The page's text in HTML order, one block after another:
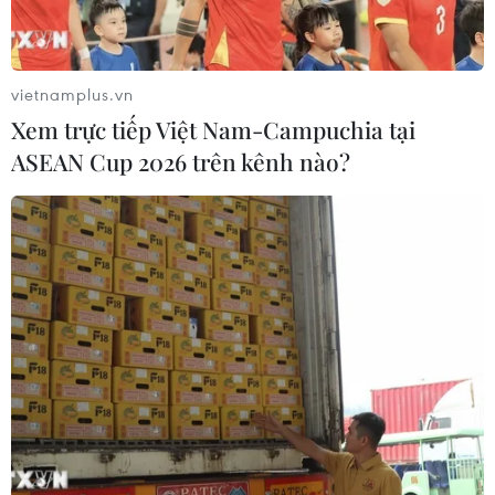
Những mẫu ôtô “bom tấn” sắp cập bến thị
trường Việt Nam trong năm 2020
10/04/2020 03:34
Sự lột xác của KIA Sorento 2021, phiên bản remake của
Honda City hay gương mặt mới từ hãng xe Mercedes
Benz,... tất cả sẽ khiến "thị trường bốn bánh" Việt trong
năm nay trở nên sôi động hơn rất nhiều.
vietnamplus.vn
Xem trực tiếp Việt Nam-Campuchia tại
ASEAN Cup 2026 trên kênh nào?